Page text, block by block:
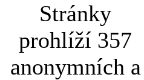
Stránky
prohlíží 357
anonymních a